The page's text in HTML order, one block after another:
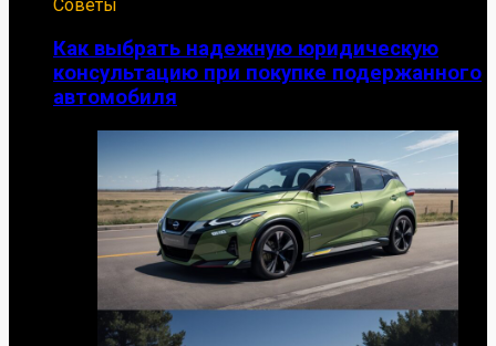
Советы
Как выбрать надежную юридическую
консультацию при покупке подержанного
автомобиля